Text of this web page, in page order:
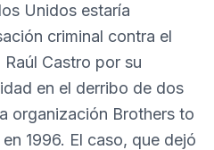
Unidos estaría
criminal contra el
Castro por su
en el derribo de dos
organización Brothers to
1996. El caso, que dejó